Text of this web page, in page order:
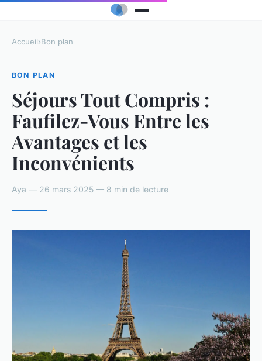
Accueil›Bon plan
BON PLAN
Séjours Tout Compris :
Faufilez-Vous Entre les
Avantages et les
Inconvénients
Aya — 26 mars 2025 — 8 min de lecture